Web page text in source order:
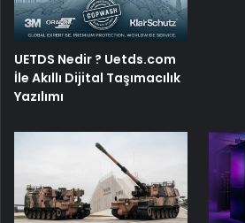
UETDS Nedir ? Uetds.com
İle Akıllı Dijital Taşımacılık
Yazılımı